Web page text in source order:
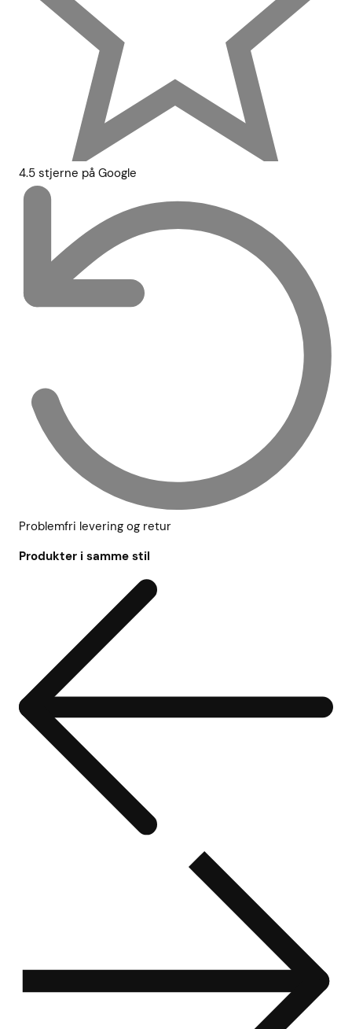
4.5 stjerne på Google
Problemfri levering og retur
Produkter i samme stil